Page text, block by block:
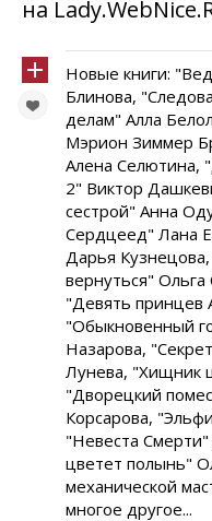
на
Новые книги:
Блинова,
делам" Алла
Мэрион Зиммер
Алена Селютина,
2" Виктор
сестрой" Анна
Сердцеед" Лана
Дарья
вернуться"
"Девять
"Обыкновенный
Назарова,
Лунева, "Хищник
"Дворецкий
Корсарова,
"Невеста
цветет полынь"
механической
многое другое...